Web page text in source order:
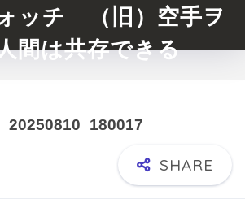
ッチ （旧）空手ヲ
間は共存できる